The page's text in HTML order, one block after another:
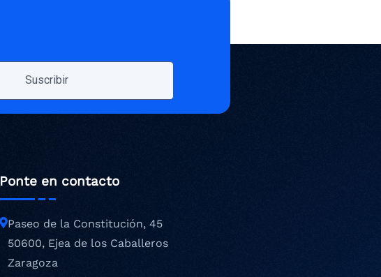
Ponte en contacto
Paseo de la Constitución, 45
50600, Ejea de los Caballeros
Zaragoza